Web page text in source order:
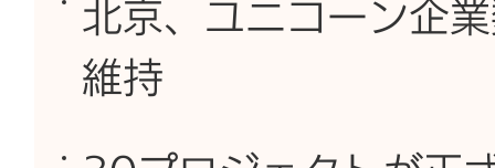
北京、ユニコーン企
維持